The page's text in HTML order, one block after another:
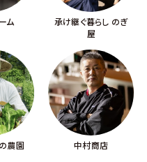
ム
承け継ぐ暮らし のぎ
屋
農園 中村商店